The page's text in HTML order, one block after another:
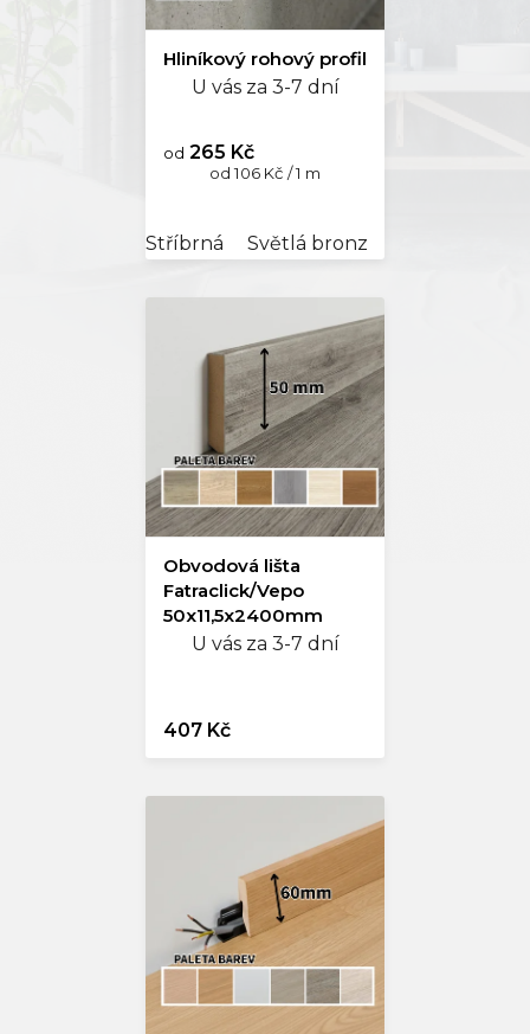
Hliníkový rohový profil
U vás za 3-7 dní
od 265 Kč
Měrná
od 106 Kč / 1 m
Stříbrná Světlá bronz
Obvodová lišta
Fatraclick/Vepo
50x11,5x2400mm
U vás za 3-7 dní
407 Kč